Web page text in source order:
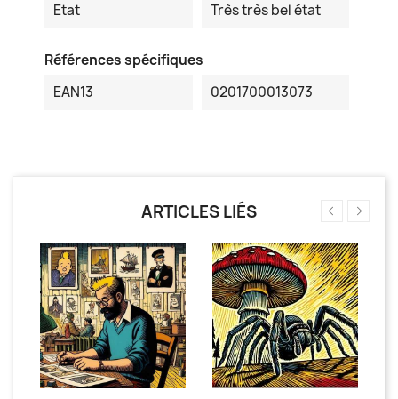
Etat Très très bel état
Références spécifiques
EAN13
0201700013073
ARTICLES LIÉS